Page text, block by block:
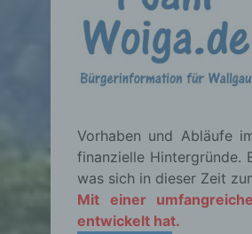
Vorhaben und Abläufe
finanzielle Hintergründe.
was sich in dieser Zeit
Mit einer
entwickelt hat.